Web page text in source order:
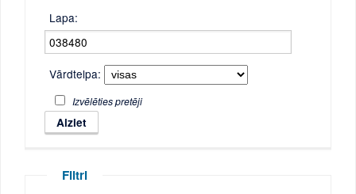
Lapa:
Vārdtelpa:
Izvēlēties pretēji
Filtri